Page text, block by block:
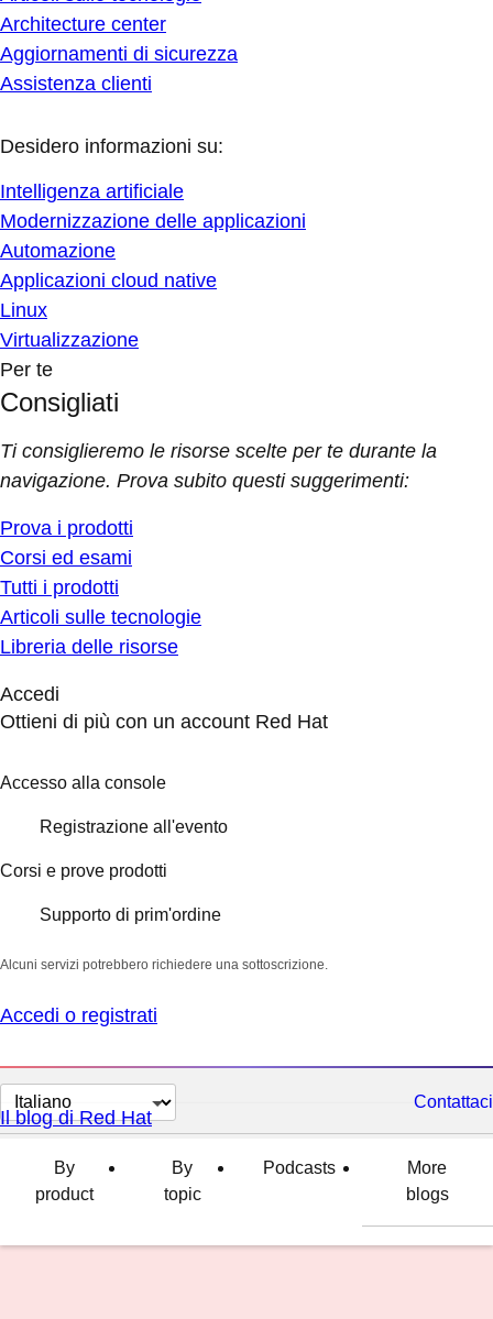
Architecture center
Aggiornamenti di sicurezza
Assistenza clienti
Desidero informazioni su:
Intelligenza artificiale
Modernizzazione delle applicazioni
Automazione
Applicazioni cloud native
Linux
Virtualizzazione
Per te
Consigliati
Ti consiglieremo le risorse scelte per te durante la
navigazione. Prova subito questi suggerimenti:
Prova i prodotti
Corsi ed esami
Tutti i prodotti
Articoli sulle tecnologie
Libreria delle risorse
Accedi
Ottieni di più con un account Red Hat
Accesso alla console
Registrazione all'evento
Corsi e prove prodotti
Supporto di prim'ordine
Alcuni servizi potrebbero richiedere una sottoscrizione.
Accedi o registrati
Cambia
lingua
Contattaci
Il blog di Red Hat
By
product
By
topic
Podcasts
More
blogs